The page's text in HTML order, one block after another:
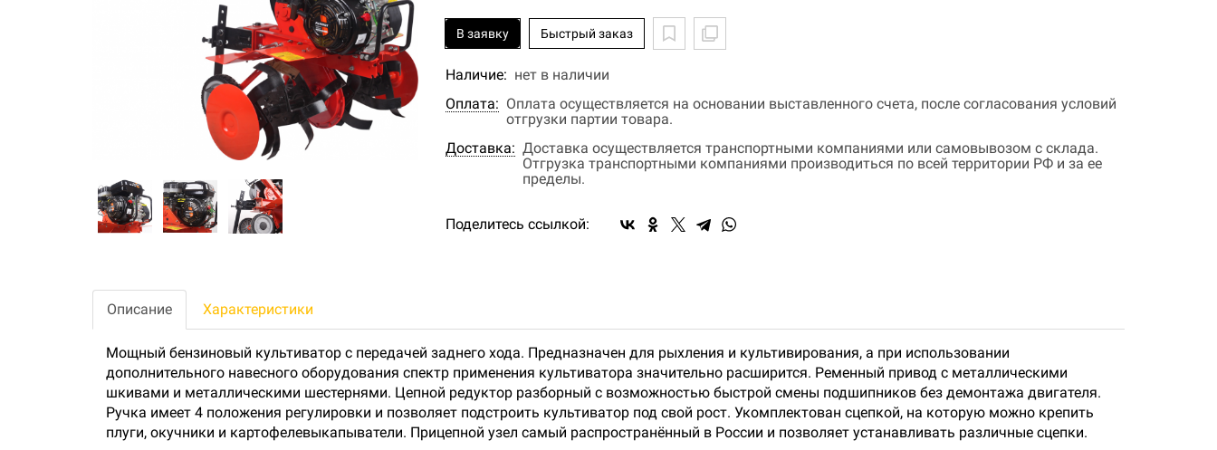
В заявку Быстрый заказ
Наличие: нет в наличии
Оплата: Оплата осуществляется на основании выставленного счета, после согласования условий
отгрузки партии товара.
Доставка: Доставка осуществляется транспортными компаниями или самовывозом с склада.
Отгрузка транспортными компаниями производиться по всей территории РФ и за ее
пределы.
Поделитесь ссылкой:
Описание Характеристики
Мощный бензиновый культиватор с передачей заднего хода. Предназначен для рыхления и культивирования, а при использовании
дополнительного навесного оборудования спектр применения культиватора значительно расширится. Ременный привод с металлическими
шкивами и металлическими шестернями. Цепной редуктор разборный с возможностью быстрой смены подшипников без демонтажа двигателя.
Ручка имеет 4 положения регулировки и позволяет подстроить культиватор под свой рост. Укомплектован сцепкой, на которую можно крепить
плуги, окучники и картофелевыкапыватели. Прицепной узел самый распространённый в России и позволяет устанавливать различные сцепки.